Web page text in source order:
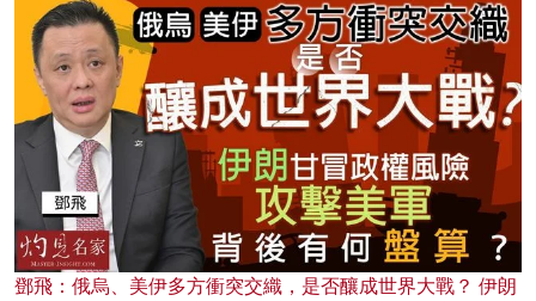
鄧飛：俄烏、美伊多方衝突交織，是否釀成世界大戰？ 伊朗